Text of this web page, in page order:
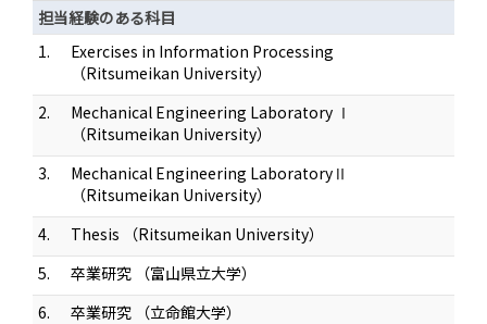
担当経験のある科目
1.
Exercises in Information Processing
（Ritsumeikan University）
2.
Mechanical Engineering Laboratory Ⅰ
（Ritsumeikan University）
3.
Mechanical Engineering LaboratoryⅡ
（Ritsumeikan University）
4.
Thesis （Ritsumeikan University）
5.
卒業研究 （富山県立大学）
6.
卒業研究 （立命館大学）